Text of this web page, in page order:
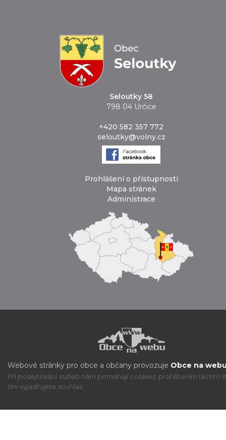
Seloutky 58
798 04 Určice
+420 582 357 772
seloutky@volny.cz
Prohlášení o přístupnosti
Mapa stránek
Administrace
Webové stránky pro obce a občany provozuje Obce na
Při poskytování služeb nám pomáhají cookies, prohlížením těchto
tím vyjadřujete souhlas.